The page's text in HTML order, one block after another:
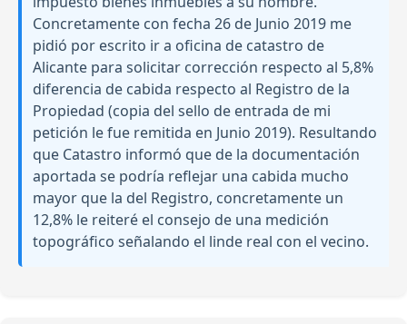
Concretamente con fecha 26 de Junio 2019 me
pidió por escrito ir a oficina de catastro de
Alicante para solicitar corrección respecto al 5,8%
diferencia de cabida respecto al Registro de la
Propiedad (copia del sello de entrada de mi
petición le fue remitida en Junio 2019). Resultando
que Catastro informó que de la documentación
aportada se podría reflejar una cabida mucho
mayor que la del Registro, concretamente un
12,8% le reiteré el consejo de una medición
topográfico señalando el linde real con el vecino.